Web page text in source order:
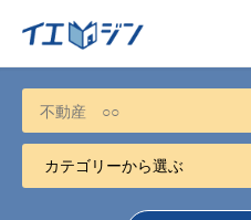
お近くの不動産会社を探す
カテゴリーから選ぶ
不動産売却